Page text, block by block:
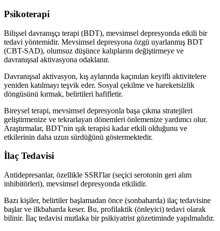
Psikoterapi
Bilişsel davranışçı terapi (BDT), mevsimsel depresyonda etkili bir
tedavi yöntemidir. Mevsimsel depresyona özgü uyarlanmış BDT
(CBT-SAD), olumsuz düşünce kalıplarını değiştirmeye ve
davranışsal aktivasyona odaklanır.
Davranışsal aktivasyon, kış aylarında kaçınılan keyifli aktivitelere
yeniden katılmayı teşvik eder. Sosyal çekilme ve hareketsizlik
döngüsünü kırmak, belirtileri hafifletir.
Bireysel terapi, mevsimsel depresyonla başa çıkma stratejileri
geliştirmenize ve tekrarlayan dönemleri önlemenize yardımcı olur.
Araştırmalar, BDT'nin ışık terapisi kadar etkili olduğunu ve
etkilerinin daha uzun sürdüğünü göstermektedir.
İlaç Tedavisi
Antidepresanlar, özellikle SSRI'lar (seçici serotonin geri alım
inhibitörleri), mevsimsel depresyonda etkilidir.
Bazı kişiler, belirtiler başlamadan önce (sonbaharda) ilaç tedavisine
başlar ve ilkbaharda keser. Bu, profilaktik (önleyici) tedavi olarak
bilinir. İlaç tedavisi mutlaka bir psikiyatrist gözetiminde yapılmalıdır.